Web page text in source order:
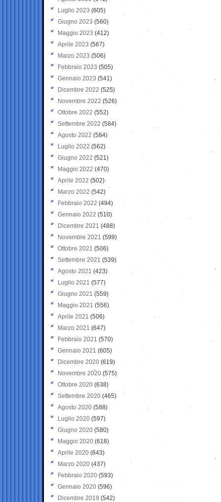
Luglio 2023 (605)
Giugno 2023 (560)
Maggio 2023 (412)
Aprile 2023 (567)
Marzo 2023 (506)
Febbraio 2023 (505)
Gennaio 2023 (541)
Dicembre 2022 (525)
Novembre 2022 (526)
Ottobre 2022 (552)
Settembre 2022 (584)
Agosto 2022 (584)
Luglio 2022 (562)
Giugno 2022 (521)
Maggio 2022 (470)
Aprile 2022 (502)
Marzo 2022 (542)
Febbraio 2022 (494)
Gennaio 2022 (510)
Dicembre 2021 (488)
Novembre 2021 (599)
Ottobre 2021 (506)
Settembre 2021 (539)
Agosto 2021 (423)
Luglio 2021 (577)
Giugno 2021(559)
Maggio 2021 (556)
Aprile 2021 (506)
Marzo 2021 (647)
Febbraio 2021 (570)
Gennaio 2021 (605)
Dicembre 2020 (619)
Novembre 2020 (575)
Ottobre 2020 (638)
Settembre 2020(465)
Agosto 2020 (588)
Luglio 2020 (597)
Giugno 2020 (580)
Maggio 2020 (618)
Aprile 2020 (643)
Marzo 2020 (437)
Febbraio 2020 (593)
Gennaio 2020 (596)
Dicembre 2019 (542)